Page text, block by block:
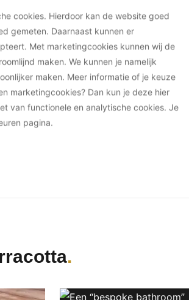
Loenen aan de Vecht
2
Loenen aan de Vecht
+31
cookies. Hierdoor kan de website goed
gemeten. Daarnaast kunnen er
Met marketingcookies kunnen wij de
maken. We kunnen je namelijk
maken. Meer informatie of je keuze
marketingcookies? Dan kun je deze hier
van functionele en analytische cookies. Je
pagina.